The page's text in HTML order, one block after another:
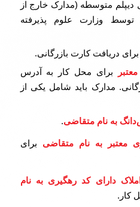
دیپلم متوسطه (مدارک خارج از
وزارت علوم پذیرفته
برای دریافت کارت بازرگانی.
برای محل کار به آدرس
مدارک باید شامل یکی از
به نام متقاضی.
معتبر به نام متقاضی برای
املاک دارای کد رهگیری به نام
کار.